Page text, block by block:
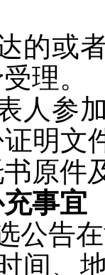
的或
理。
人参
明文
原件
事宜
公告在
间、